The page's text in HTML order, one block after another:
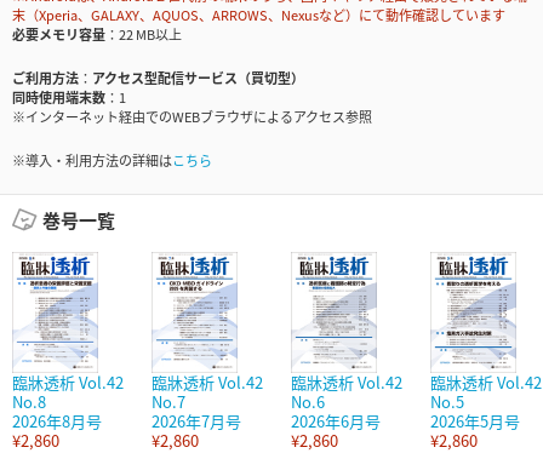
末（Xperia、GALAXY、AQUOS、ARROWS、Nexusなど）にて動作確認しています
必要メモリ容量
22 MB以上
ご利用方法
アクセス型配信サービス（買切型）
同時使用端末数
1
※インターネット経由でのWEBブラウザによるアクセス参照
※導入・利用方法の詳細はこちら
巻号一覧
臨牀透析 Vol.42
No.8
2026年8月号
¥2,860
臨牀透析 Vol.42
No.7
2026年7月号
¥2,860
臨牀透析 Vol.42
No.6
2026年6月号
¥2,860
臨牀透析 Vol.42
No.5
2026年5月号
¥2,860